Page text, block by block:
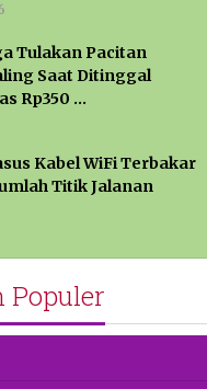
Tulakan Pacitan
Saat Ditinggal
Rp350 …
Kabel WiFi Terbakar
Titik Jalanan
Populer